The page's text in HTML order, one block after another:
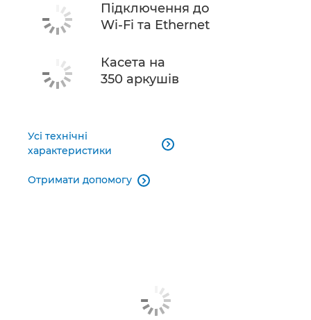
Підключення до
Wi-Fi та Ethernet
Касета на
350 аркушів
Усі технічні
характеристики

Отримати допомогу 